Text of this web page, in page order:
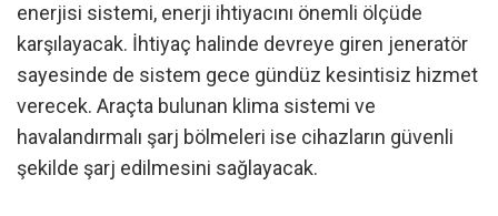
enerjisi sistemi, enerji ihtiyacını önemli ölçüde
karşılayacak. İhtiyaç halinde devreye giren jeneratör
sayesinde de sistem gece gündüz kesintisiz hizmet
verecek. Araçta bulunan klima sistemi ve
havalandırmalı şarj bölmeleri ise cihazların güvenli
şekilde şarj edilmesini sağlayacak.